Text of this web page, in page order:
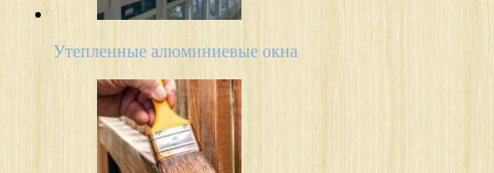
Утепленные алюминиевые окна